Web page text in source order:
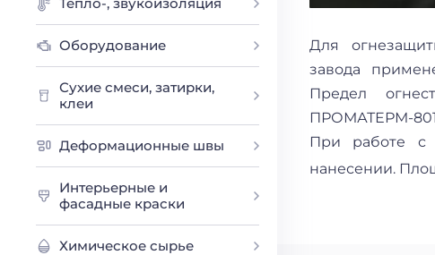
Для
завода
Предел
ПРОМАТЕРМ-
При работе с
нанесении.
Оборудование
Сухие смеси, затирки,
клеи
Деформационные швы
Интерьерные и
фасадные краски
Химическое сырье